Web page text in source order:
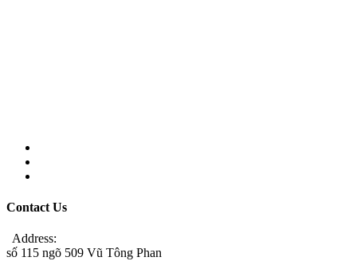
Contact Us
Address:
số 115 ngõ 509 Vũ Tông Phan